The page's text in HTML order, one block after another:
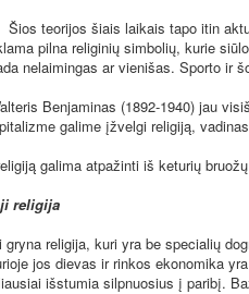
teorijos šiais laikais tapo itin
pilna religinių simbolių, kurie
nelaimingas ar vienišas. Sporto
Benjaminas (1892-1940) jau
galime įžvelgi religiją,
galima atpažinti iš keturių
religija
religija, kuri yra be specialių
jos dievas ir rinkos ekonomika
išstumia silpnuosius į paribį.